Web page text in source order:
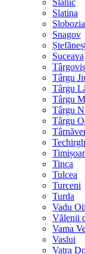
Slănic
Slatina
Slobozia
Snagov
Suceava
Târgu
Târgu
Târgu
Târgu
Târgu
Tinca
Tulcea
Turceni
Turda
Vadu Oii
Vălenii
Vama
Vaslui
Vatra